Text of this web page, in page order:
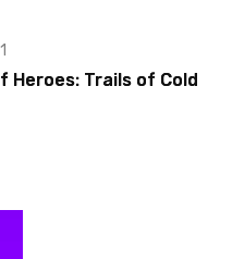
Heroes: Trails of Cold